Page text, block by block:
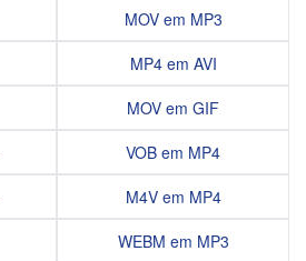
MOV em MP3
MP4 em AVI
MOV em GIF
VOB em MP4
M4V em MP4
WEBM em MP3